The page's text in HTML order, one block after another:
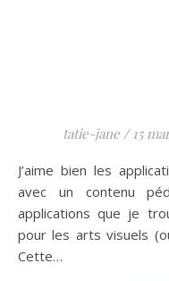
tatie-jane / 15
J’aime bien les applications liées à l’éducation ou même
avec un contenu
applications que je
pour les arts visuels
Cette…